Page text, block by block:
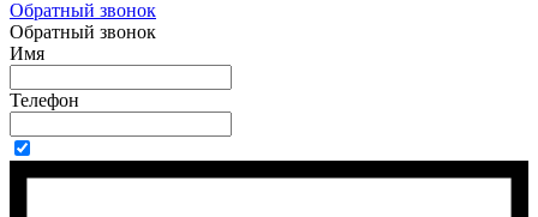
Обратный звонок
Обратный звонок
Имя
Телефон